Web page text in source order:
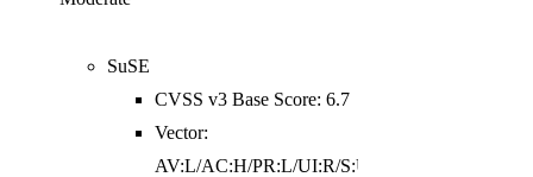
SuSE
CVSS v3 Base Score: 6.7
Vector:
AV:L/AC:H/PR:L/UI:R/S:U/C:H/I:H/A:H